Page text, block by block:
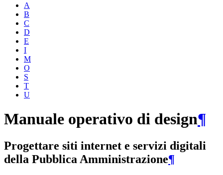
A
B
C
D
E
I
M
O
S
T
U
Manuale operativo di design¶
Progettare siti internet e servizi digitali
della Pubblica Amministrazione¶